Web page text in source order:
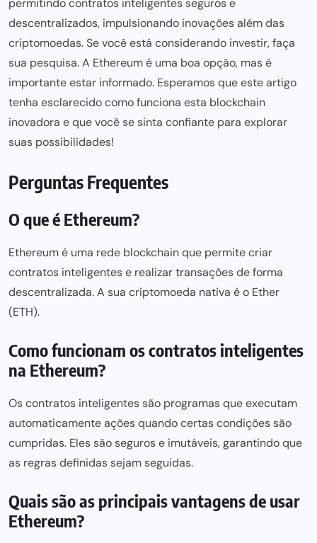
permitindo contratos inteligentes seguros e
descentralizados, impulsionando inovações além das
criptomoedas. Se você está considerando investir, faça
sua pesquisa. A Ethereum é uma boa opção, mas é
importante estar informado. Esperamos que este artigo
tenha esclarecido como funciona esta blockchain
inovadora e que você se sinta confiante para explorar
suas possibilidades!
Perguntas Frequentes
O que é Ethereum?
Ethereum é uma rede blockchain que permite criar
contratos inteligentes e realizar transações de forma
descentralizada. A sua criptomoeda nativa é o Ether
(ETH).
Como funcionam os contratos inteligentes
na Ethereum?
Os contratos inteligentes são programas que executam
automaticamente ações quando certas condições são
cumpridas. Eles são seguros e imutáveis, garantindo que
as regras definidas sejam seguidas.
Quais são as principais vantagens de usar
Ethereum?